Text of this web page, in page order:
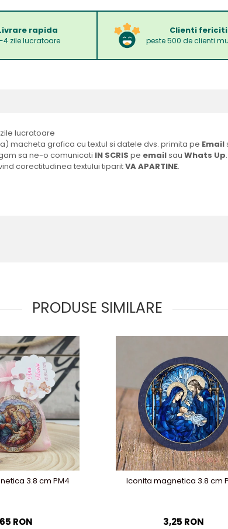
rapida
4 zile lucratoare
Clienti fericiti
peste 500 de clienti
lucratoare
macheta grafica cu textul si datele dvs. primita pe Email
sa ne-o comunicati IN SCRIS pe emailsau Whats Up.
corectitudinea textului tiparitVA APARTINE.
PRODUSE SIMILARE
3.8 cm PM4
RON
Iconita magnetica 3.8 cm
3,25 RON